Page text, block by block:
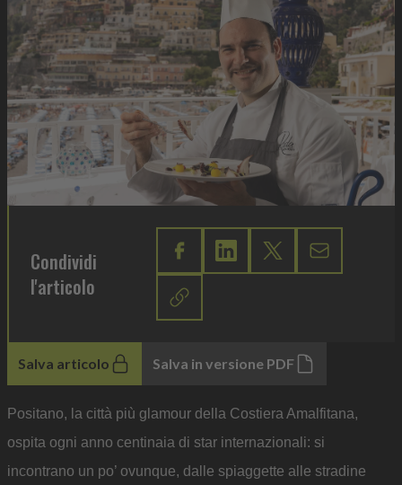
Condividi
l'articolo
Salva articolo Salva in versione PDF
Positano, la città più glamour della Costiera Amalfitana,
ospita ogni anno centinaia di star internazionali: si
incontrano un po’ ovunque, dalle spiaggette alle stradine